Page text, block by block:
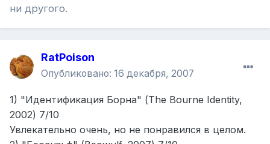
ни другого.
RatPoison
Опубликовано: 16 декабря, 2007
1) "Идентификация Борна" (The Bourne Identity,
2002) 7/10
Увлекательно очень, но не понравился в целом.